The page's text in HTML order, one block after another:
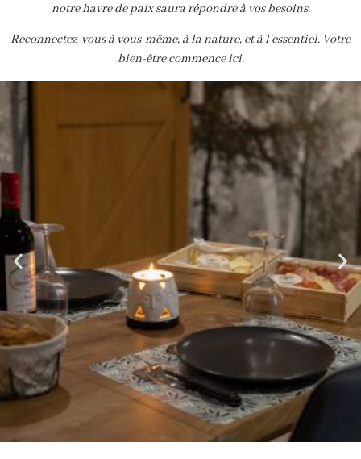
notre havre de paix saura répondre à vos besoins.
Reconnectez-vous à vous-même, à la nature, et à l’essentiel. Votre
bien-être commence ici.